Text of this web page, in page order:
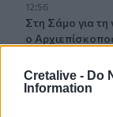
Cretalive - Do
Information
12:56
Στη Σάμο για
ο
12:53
ΕΟΤ: Η Ελλάδα